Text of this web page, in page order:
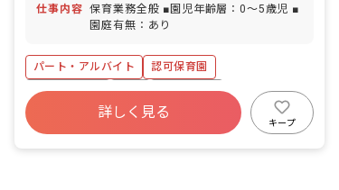
仕事内容 保育業務全般 ■園児年齢層：0～5歳児 ■
園庭有無：あり
パート・アルバイト
認可保育園
社会保険完備
有給
退職金制度
産休育休制度
社会福祉法人
詳しく見る
キープ